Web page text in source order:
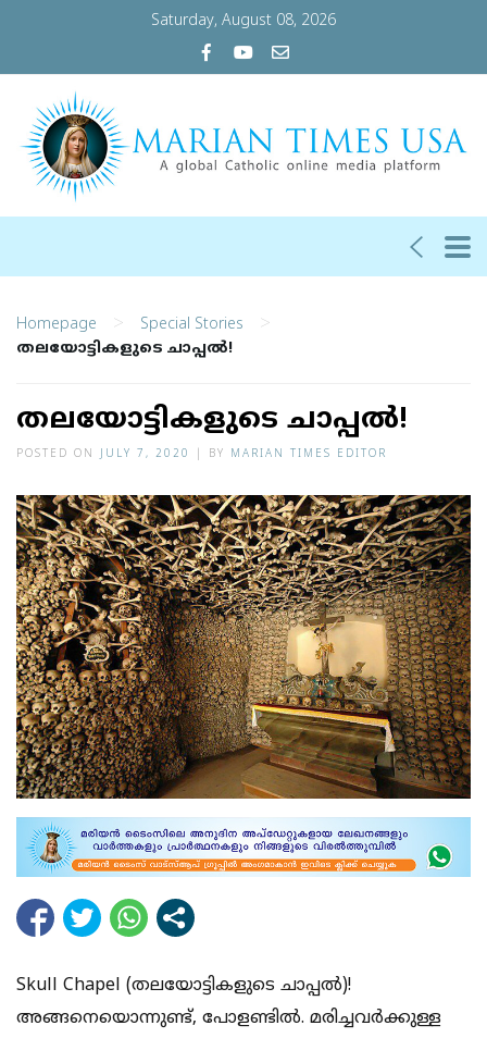
Saturday, August 08, 2026
Homepage > Special Stories >
തലയോട്ടികളുടെ ചാപ്പല്‍!
തലയോട്ടികളുടെ ചാപ്പല്‍!
POSTED ON JULY 7, 2020 BY MARIAN TIMES EDITOR
Skull Chapel (തലയോട്ടികളുടെ ചാപ്പല്‍)!
അങ്ങനെയൊന്നുണ്ട്, പോളണ്ടില്‍. മരിച്ചവര്‍ക്കുള്ള